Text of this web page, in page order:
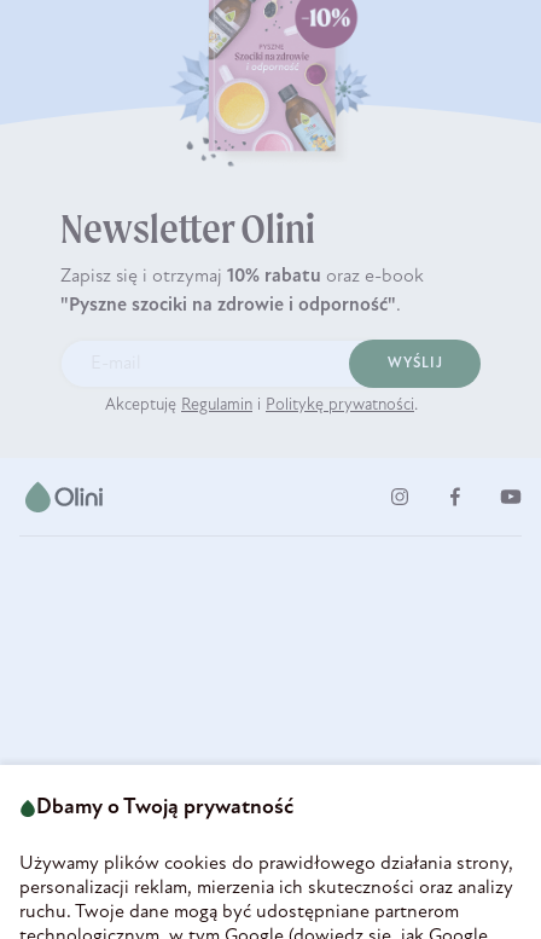
Newsletter Olini
Zapisz się i otrzymaj 10% rabatu oraz e-book
"Pyszne szociki na zdrowie i odporność".
WYŚLIJ
Akceptuję Regulamin i Politykę prywatności.
58-160 Świebodzice
REGON 890213034
INFORMACJE
Dbamy o Twoją prywatność
Używamy plików cookies do prawidłowego działania strony,
personalizacji reklam, mierzenia ich skuteczności oraz analizy
ruchu. Twoje dane mogą być udostępniane partnerom